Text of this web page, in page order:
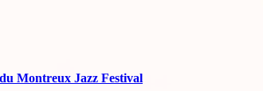
Montreux Jazz Festival